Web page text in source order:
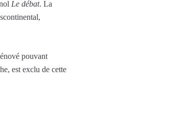
Le débat. La
pouvant
est exclu de cette